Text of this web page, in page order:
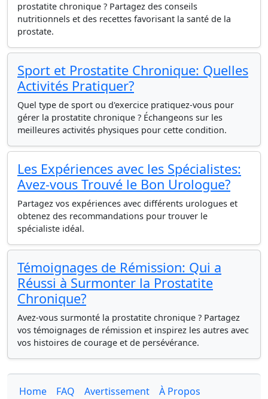
prostatite chronique ? Partagez des conseils
nutritionnels et des recettes favorisant la santé de la
prostate.
Sport et Prostatite Chronique: Quelles
Activités Pratiquer?
Quel type de sport ou d'exercice pratiquez-vous pour
gérer la prostatite chronique ? Échangeons sur les
meilleures activités physiques pour cette condition.
Les Expériences avec les Spécialistes:
Avez-vous Trouvé le Bon Urologue?
Partagez vos expériences avec différents urologues et
obtenez des recommandations pour trouver le
spécialiste idéal.
Témoignages de Rémission: Qui a
Réussi à Surmonter la Prostatite
Chronique?
Avez-vous surmonté la prostatite chronique ? Partagez
vos témoignages de rémission et inspirez les autres avec
vos histoires de courage et de persévérance.
Home FAQ Avertissement À Propos